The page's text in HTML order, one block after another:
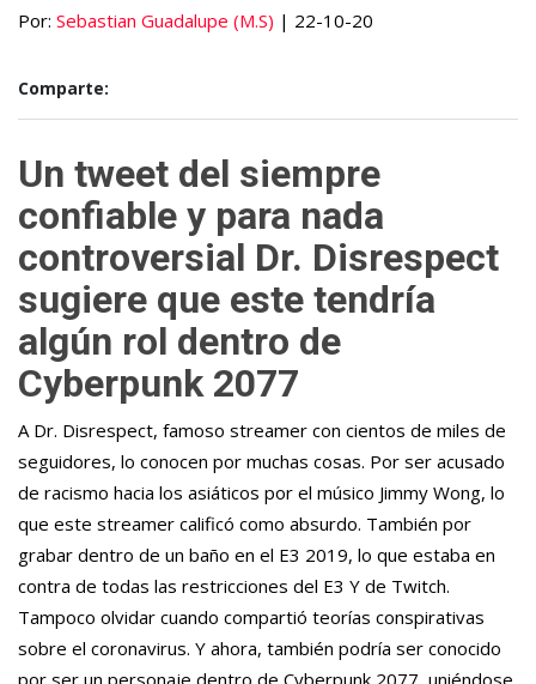
Por: Sebastian Guadalupe (M.S) | 22-10-20
Comparte:
Un tweet del siempre
confiable y para nada
controversial Dr. Disrespect
sugiere que este tendría
algún rol dentro de
Cyberpunk 2077
A Dr. Disrespect, famoso streamer con cientos de miles de
seguidores, lo conocen por muchas cosas. Por ser acusado
de racismo hacia los asiáticos por el músico Jimmy Wong, lo
que este streamer calificó como absurdo. También por
grabar dentro de un baño en el E3 2019, lo que estaba en
contra de todas las restricciones del E3 Y de Twitch.
Tampoco olvidar cuando compartió teorías conspirativas
sobre el coronavirus. Y ahora, también podría ser conocido
por ser un personaje dentro de Cyberpunk 2077, uniéndose